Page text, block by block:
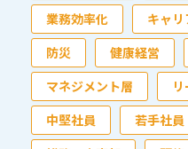
業務効率化
キャリ
防災
健康経営
マネジメント層
中堅社員
若手社員